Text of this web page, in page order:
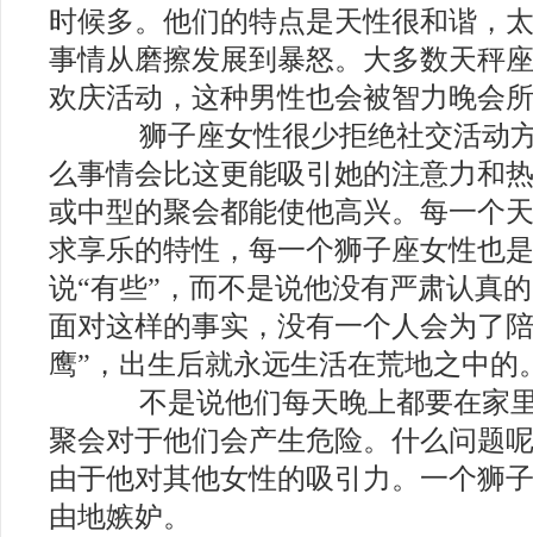
时候多。他们的特点是天性很和谐，
事情从磨擦发展到暴怒。大多数天秤
欢庆活动，这种男性也会被智力晚会
狮子座女性很少拒绝社交活动
么事情会比这更能吸引她的注意力和
或中型的聚会都能使他高兴。每一个
求享乐的特性，每一个狮子座女性也
说“有些”，而不是说他没有严肃认真
面对这样的事实，没有一个人会为了
鹰”，出生后就永远生活在荒地之中的
不是说他们每天晚上都要在家
聚会对于他们会产生危险。什么问题
由于他对其他女性的吸引力。一个狮
由地嫉妒。